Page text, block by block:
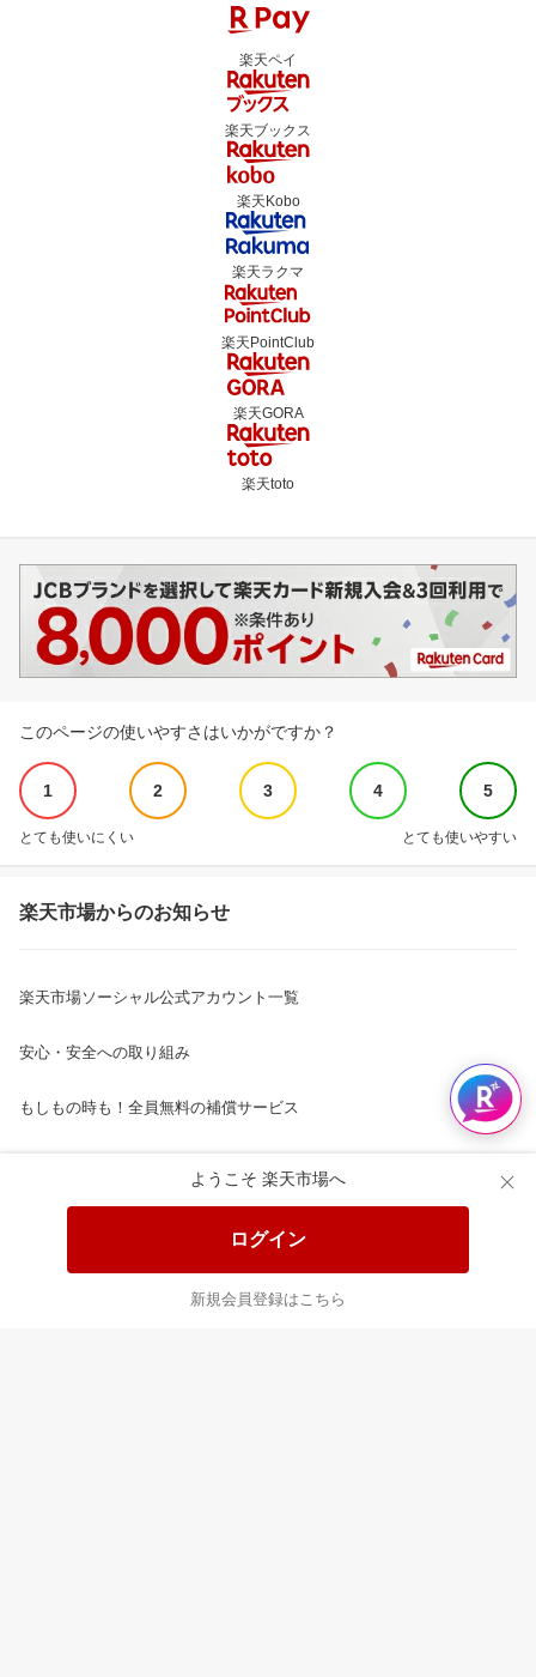
ようこそ 楽天市場へ
ログイン
新規会員登録はこちら
楽天ペイ
楽天ブックス
楽天Kobo
楽天ラクマ
楽天PointClub
楽天GORA
楽天toto
このページの使いやすさはいかがですか？
1 2 3 4 5
とても使いにくい とても使いやすい
楽天市場からのお知らせ
楽天市場ソーシャル公式アカウント一覧
安心・安全への取り組み
もしもの時も！全員無料の補償サービス
楽天ショッピングサービスご利用規約